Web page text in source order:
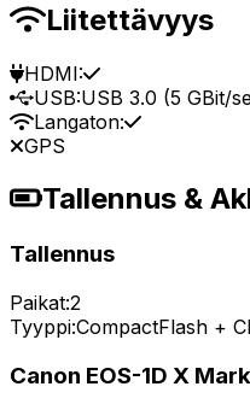
Liitettävyys
HDMI:
USB:USB 3.0 (5 GBit/
Langaton:
GPS
Tallennus &
Tallennus
Paikat:2
Tyyppi:CompactFlash +
Canon EOS-1D X